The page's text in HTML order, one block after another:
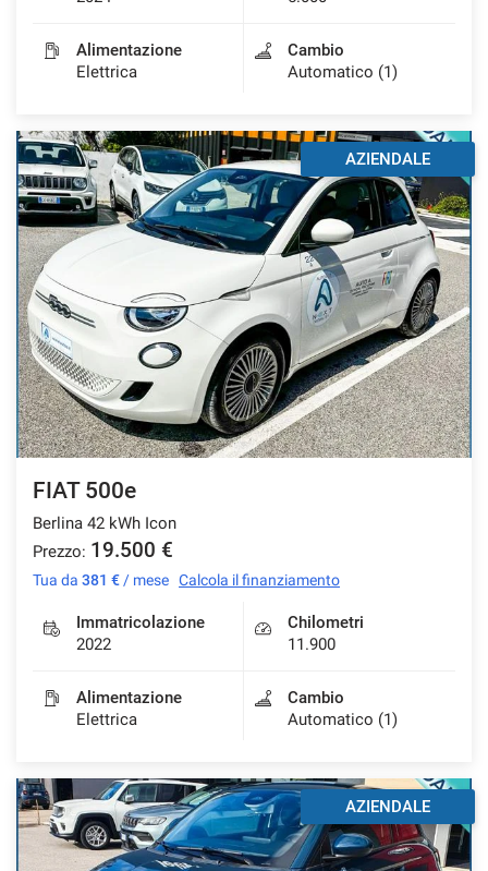
Alimentazione
Elettrica
Cambio
Automatico (1)
AZIENDALE
FIAT 500e
Berlina 42 kWh Icon
Prezzo: 19.500 €
Tua da 381 € / mese Calcola il finanziamento
Immatricolazione
2022
Chilometri
11.900
Alimentazione
Elettrica
Cambio
Automatico (1)
AZIENDALE